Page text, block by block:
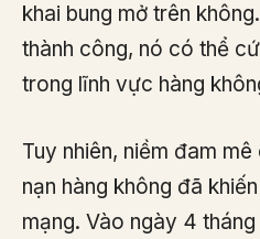
khai bung mở trên
thành công, nó có thể
trong lĩnh vực hàng
Tuy nhiên, niềm đam
nạn hàng không đã
mạng. Vào ngày 4 tháng